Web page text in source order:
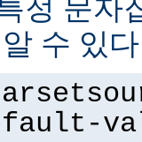
정 문자
수 있